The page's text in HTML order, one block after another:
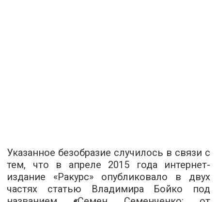
Указанное безобразие случилось в связи с
тем, что в апреле 2015 года интернет-
издание «Ракурс» опубликовало в двух
частях статью Владимира Бойко под